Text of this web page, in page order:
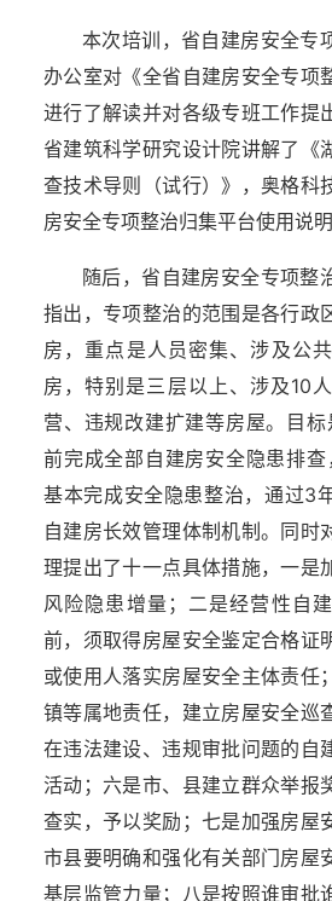
本次培训，省自建房安全专
办公室对《全省自建房安全专项
进行了解读并对各级专班工作提
省建筑科学研究设计院讲解了《
查技术导则（试行）》，奥格科
房安全专项整治归集平台使用说明
随后，省自建房安全专项整
指出，专项整治的范围是各行政
房，重点是人员密集、涉及公
房，特别是三层以上、涉及10
营、违规改建扩建等房屋。目
前完成全部自建房安全隐患排
基本完成安全隐患整治，通过3
自建房长效管理体制机制。同时
理提出了十一点具体措施，一是
风险隐患增量；二是经营性自
前，须取得房屋安全鉴定合格证
或使用人落实房屋安全主体责任
镇等属地责任，建立房屋安全巡
在违法建设、违规审批问题的自
活动；六是市、县建立群众举报
查实，予以奖励；七是加强房屋
市县要明确和强化有关部门房屋
基层监管力量；八是按照谁审批